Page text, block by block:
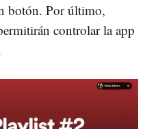
botón. Por último,
controlar la app